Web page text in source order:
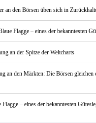
an den Börsen üben sich in
Flagge – eines der bekanntesten
an der Spitze der Weltcharts
an den Märkten: Die Börsen gleichen
Flagge – eines der bekanntesten